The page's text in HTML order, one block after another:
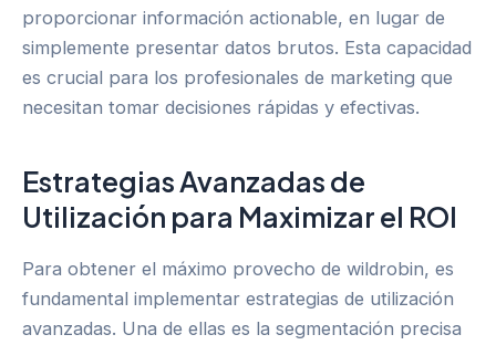
proporcionar información actionable, en lugar de
simplemente presentar datos brutos. Esta capacidad
es crucial para los profesionales de marketing que
necesitan tomar decisiones rápidas y efectivas.
Estrategias Avanzadas de
Utilización para Maximizar el ROI
Para obtener el máximo provecho de wildrobin, es
fundamental implementar estrategias de utilización
avanzadas. Una de ellas es la segmentación precisa